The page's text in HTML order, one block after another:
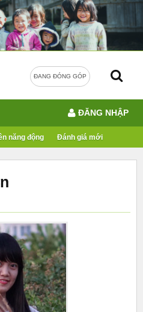
ĐANG ĐÓNG GÓP
năng động Đánh giá mới
ĐĂNG NHẬP